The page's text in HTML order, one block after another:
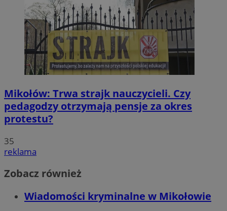
Mikołów: Trwa strajk nauczycieli. Czy
pedagodzy otrzymają pensje za okres
protestu?
35
reklama
Zobacz również
Wiadomości kryminalne w Mikołowie